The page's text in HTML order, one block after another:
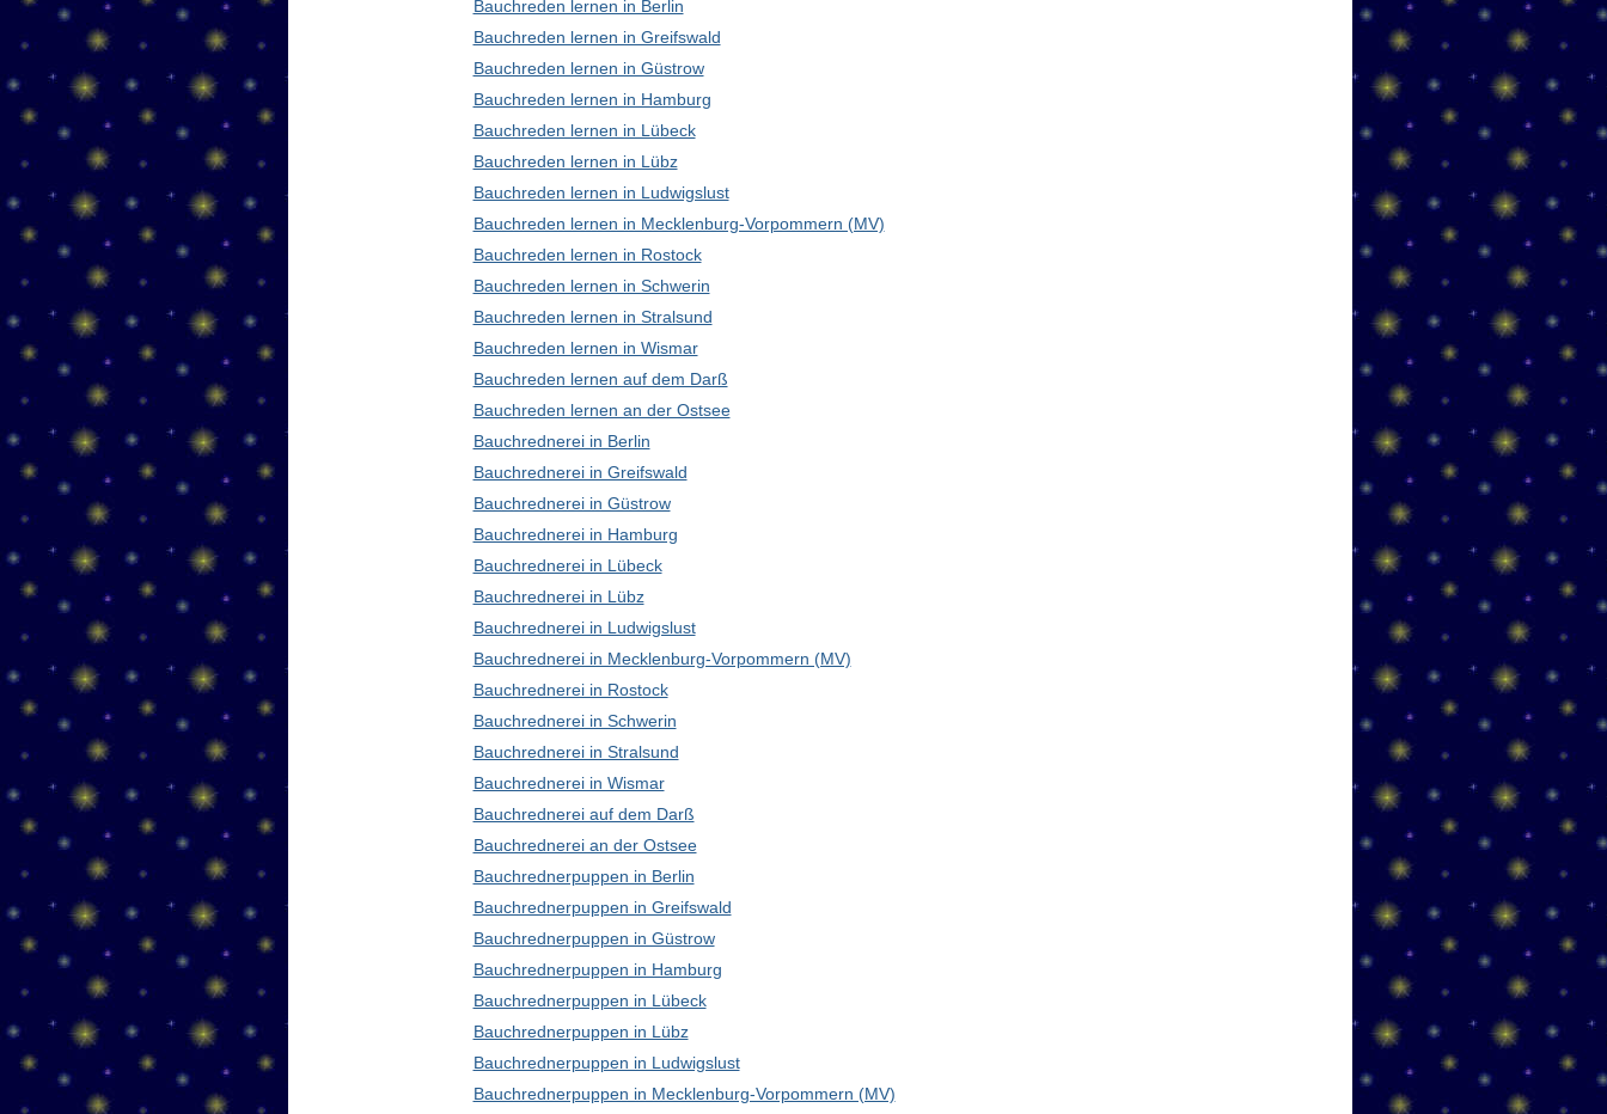
Bauchreden lernen in Berlin
Bauchreden lernen in Greifswald
Bauchreden lernen in Güstrow
Bauchreden lernen in Hamburg
Bauchreden lernen in Lübeck
Bauchreden lernen in Lübz
Bauchreden lernen in Ludwigslust
Bauchreden lernen in Mecklenburg-Vorpommern (MV)
Bauchreden lernen in Rostock
Bauchreden lernen in Schwerin
Bauchreden lernen in Stralsund
Bauchreden lernen in Wismar
Bauchreden lernen auf dem Darß
Bauchreden lernen an der Ostsee
Bauchrednerei in Berlin
Bauchrednerei in Greifswald
Bauchrednerei in Güstrow
Bauchrednerei in Hamburg
Bauchrednerei in Lübeck
Bauchrednerei in Lübz
Bauchrednerei in Ludwigslust
Bauchrednerei in Mecklenburg-Vorpommern (MV)
Bauchrednerei in Rostock
Bauchrednerei in Schwerin
Bauchrednerei in Stralsund
Bauchrednerei in Wismar
Bauchrednerei auf dem Darß
Bauchrednerei an der Ostsee
Bauchrednerpuppen in Berlin
Bauchrednerpuppen in Greifswald
Bauchrednerpuppen in Güstrow
Bauchrednerpuppen in Hamburg
Bauchrednerpuppen in Lübeck
Bauchrednerpuppen in Lübz
Bauchrednerpuppen in Ludwigslust
Bauchrednerpuppen in Mecklenburg-Vorpommern (MV)